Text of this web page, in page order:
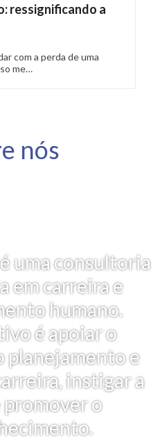
ressignificando a
com a perda de uma
me…
nós
uma consultoria
em carreira e
humano.
é apoiar o
planejamento e
instigar a
o